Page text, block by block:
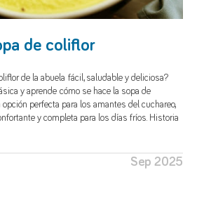
de coliflor
de la abuela fácil, saludable y deliciosa?
y aprende cómo se hace la sopa de
perfecta para los amantes del cuchareo,
y completa para los días fríos. Historia
Sep 2025